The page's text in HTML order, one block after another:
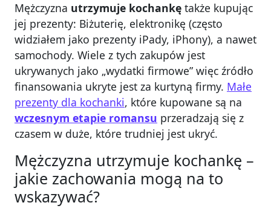
Mężczyzna utrzymuje kochankę także kupując
jej prezenty: Biżuterię, elektronikę (często
widziałem jako prezenty iPady, iPhony), a nawet
samochody. Wiele z tych zakupów jest
ukrywanych jako „wydatki firmowe” więc źródło
finansowania ukryte jest za kurtyną firmy. Małe
prezenty dla kochanki, które kupowane są na
wczesnym etapie romansu przeradzają się z
czasem w duże, które trudniej jest ukryć.
Mężczyzna utrzymuje kochankę –
jakie zachowania mogą na to
wskazywać?